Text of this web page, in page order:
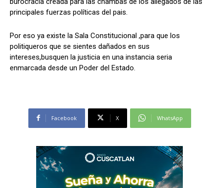
principales fuerzas políticas del pais.
Por eso ya existe la Sala Constitucional ,para que los
politiqueros que se sientes dañados en sus
intereses,busquen la justicia en una instancia seria
enmarcada desde un Poder del Estado.
Facebook X WhatsApp